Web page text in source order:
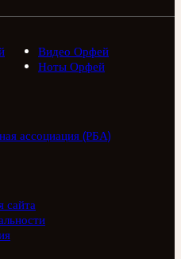
Видео Орфей
Ноты Орфей
ассоциация (РБА)
сайта